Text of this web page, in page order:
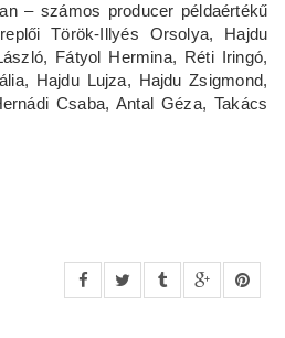
– számos producer példaértékű
Török-Illyés Orsolya, Hajdu
Fátyol Hermina, Réti Iringó,
Hajdu Lujza, Hajdu Zsigmond,
Csaba, Antal Géza, Takács